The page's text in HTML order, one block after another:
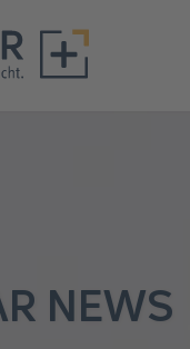
NEWS